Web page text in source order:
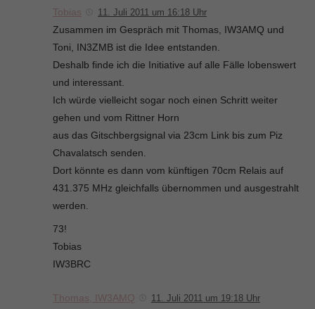
Tobias 11. Juli 2011 um 16:18 Uhr
Zusammen im Gespräch mit Thomas, IW3AMQ und
Toni, IN3ZMB ist die Idee entstanden.
Deshalb finde ich die Initiative auf alle Fälle lobenswert
und interessant.
Ich würde vielleicht sogar noch einen Schritt weiter
gehen und vom Rittner Horn
aus das Gitschbergsignal via 23cm Link bis zum Piz
Chavalatsch senden.
Dort könnte es dann vom künftigen 70cm Relais auf
431.375 MHz gleichfalls übernommen und ausgestrahlt
werden.
73!
Tobias
IW3BRC
Thomas, IW3AMQ 11. Juli 2011 um 19:18 Uhr